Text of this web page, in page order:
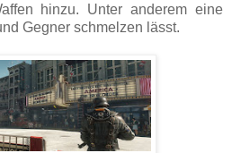
hinzu. Unter anderem eine
Gegner schmelzen lässt.